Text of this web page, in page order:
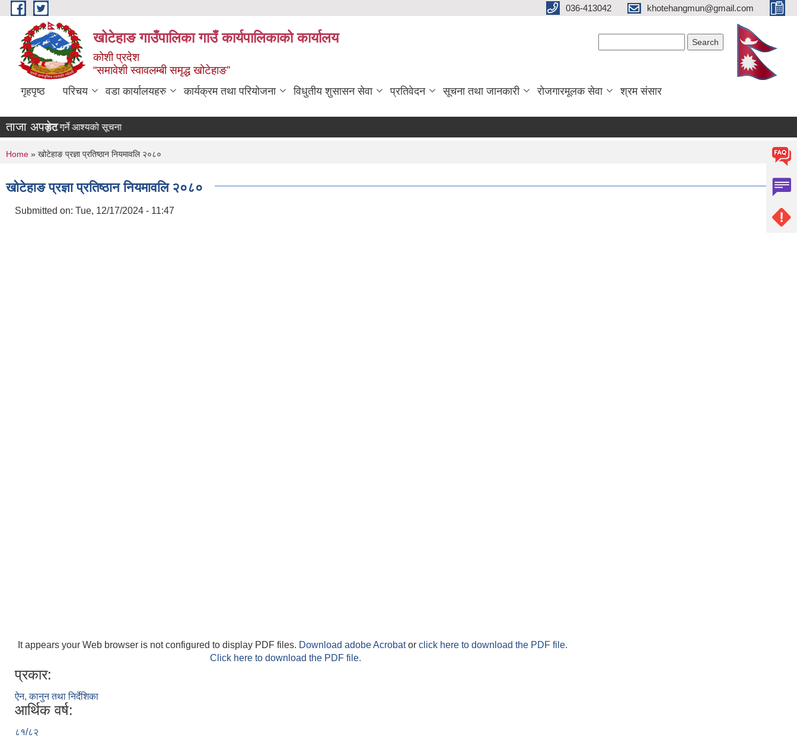
Skip to main content 036-413042 khotehangmun@gmail.com
खोटेहाङ गाउँपालिका गाउँ कार्यपालिकाको कार्यालय
कोशी प्रदेश
“समावेशी स्वावलम्बी समृद्ध खोटेहाङ”
गृहपृष्ठ परिचय वडा कार्यालयहरु कार्यक्रम तथा परियोजना विधुतीय शुसासन सेवा प्रतिवेदन सूचना तथा जानकारी रोजगारमूलक सेवा श्रम संसार
ताजा अपडेट :
स्वीकृत गर्ने आश्यको सूचना
You are here
Home » खोटेहाङ प्रज्ञा प्रतिष्ठान नियमावलि २०८०
खोटेहाङ प्रज्ञा प्रतिष्ठान नियमावलि २०८०
Submitted on: Tue, 12/17/2024 - 11:47
It appears your Web browser is not configured to display PDF files. Download adobe Acrobator click here to download the PDF file.
Click here to download the PDF file.
प्रकार:
ऐन, कानुन तथा निर्देशिका
आर्थिक वर्ष:
८१/८२